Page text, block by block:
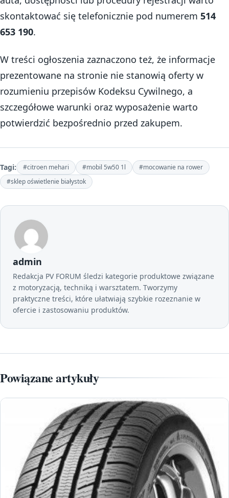
skontaktować się telefonicznie pod numerem 514
653 190.
W treści ogłoszenia zaznaczono też, że informacje
prezentowane na stronie nie stanowią oferty w
rozumieniu przepisów Kodeksu Cywilnego, a
szczegółowe warunki oraz wyposażenie warto
potwierdzić bezpośrednio przed zakupem.
Tagi: #citroen mehari #mobil 5w50 1l
#mocowanie na rower
#sklep oświetlenie białystok
admin
Redakcja PV FORUM śledzi kategorie produktowe związane
z motoryzacją, techniką i warsztatem. Tworzymy
praktyczne treści, które ułatwiają szybkie rozeznanie w
ofercie i zastosowaniu produktów.
Powiązane artykuły